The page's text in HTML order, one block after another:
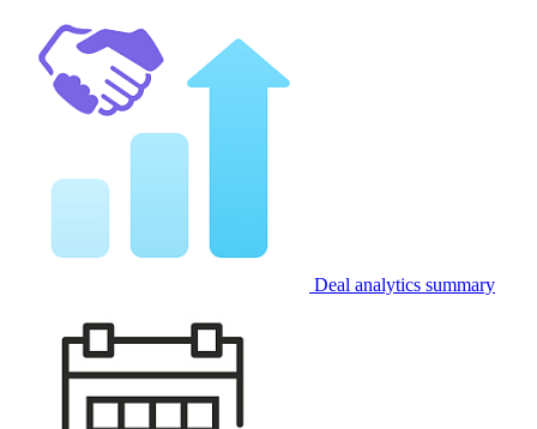
Deal analytics summary